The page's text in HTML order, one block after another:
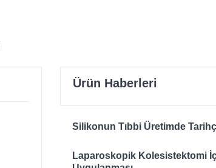
Ürün Haberleri
Silikonun Tıbbi Üretimde
Laparoskopik Kolesistektomi